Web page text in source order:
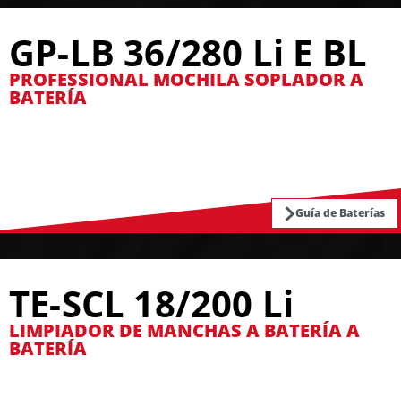
GP-LB 36/280 Li E BL
PROFESSIONAL MOCHILA SOPLADOR A
BATERÍA
Guía de Baterías
TE-SCL 18/200 Li
LIMPIADOR DE MANCHAS A BATERÍA A
BATERÍA